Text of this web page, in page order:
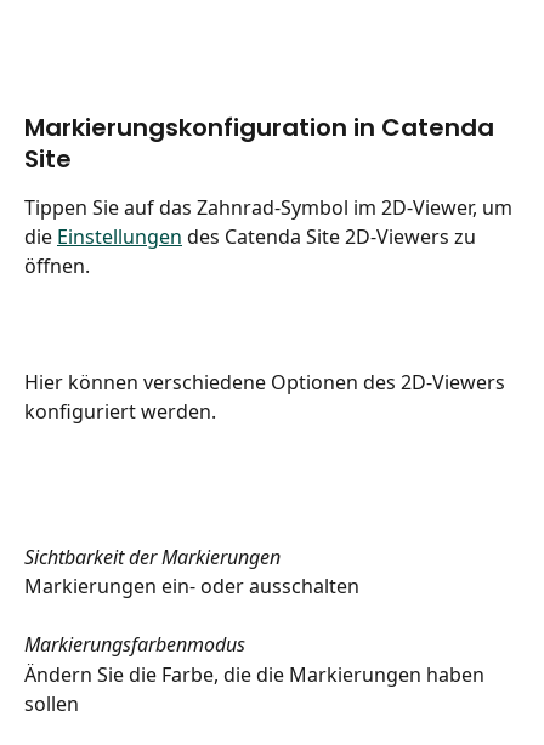
Markierungskonfiguration in Catenda
Site
Tippen Sie auf das Zahnrad-Symbol im 2D-Viewer, um
die Einstellungen des Catenda Site 2D-Viewers zu
öffnen.
Hier können verschiedene Optionen des 2D-Viewers
konfiguriert werden.
Sichtbarkeit der Markierungen
Markierungen ein- oder ausschalten
Markierungsfarbenmodus
Ändern Sie die Farbe, die die Markierungen haben
sollen